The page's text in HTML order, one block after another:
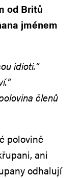
od Britů
jménem
idioti.“
členů
polovině
ani
odhalují